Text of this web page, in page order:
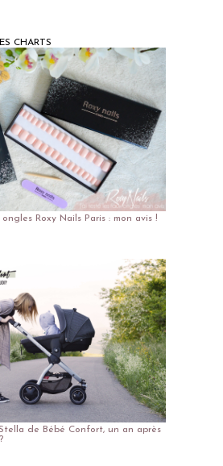
CHARTS
Roxy Nails Paris : mon avis !
de Bébé Confort, un an après